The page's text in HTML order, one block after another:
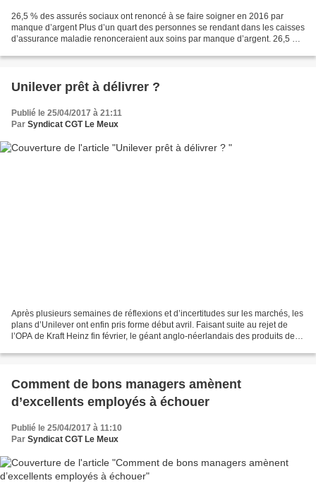
26,5 % des assurés sociaux ont renoncé à se faire soigner en 2016 par
manque d’argent Plus d’un quart des personnes se rendant dans les caisses
d’assurance maladie renonceraient aux soins par manque d’argent. 26,5 %
Unilever prêt à délivrer ?
Publié le 25/04/2017 à 21:11
Par Syndicat CGT Le Meux
Après plusieurs semaines de réflexions et d’incertitudes sur les marchés, les
plans d’Unilever ont enfin pris forme début avril. Faisant suite au rejet de
l’OPA de Kraft Heinz fin février, le géant anglo-néerlandais des produits de
Comment de bons managers amènent
d’excellents employés à échouer
Publié le 25/04/2017 à 11:10
Par Syndicat CGT Le Meux